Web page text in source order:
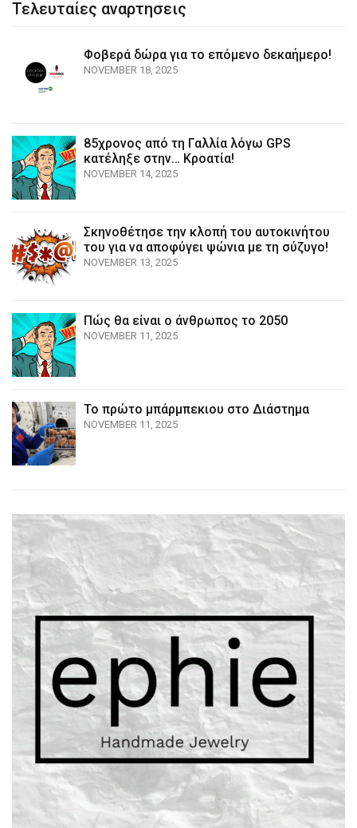
Τελευταίες αναρτησεις
Φοβερά δώρα για το επόμενο δεκαήμερο!
NOVEMBER 18, 2025
85χρονος από τη Γαλλία λόγω GPS
κατέληξε στην… Κροατία!
NOVEMBER 14, 2025
Σκηνοθέτησε την κλοπή του αυτοκινήτου
του για να αποφύγει ψώνια με τη σύζυγο!
NOVEMBER 13, 2025
Πώς θα είναι ο άνθρωπος το 2050
NOVEMBER 11, 2025
Το πρώτο μπάρμπεκιου στο Διάστημα
NOVEMBER 11, 2025